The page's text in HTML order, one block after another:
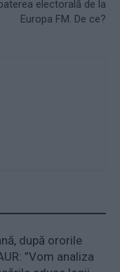
electorală de la
Europa FM. De ce?
după ororile
”Vom analiza